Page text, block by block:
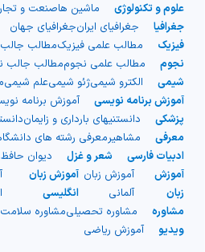
علوم و تکنولوژی
ماشین هاصنعت و
جغرافیا
جغرافیای ایرانجغرافیای جهان
فیزیک
مطالب علمی فیزیکمطالب
نجوم
مطالب علمی نجوممطالب جالب
شیمی
الکترو شیمیژئو شیمیعلم شیمی
آموزش برنامه نویسی
آموزش برنامه
پزشکی
دانستنیهای بارداری و زایمان
معرفی
مشاهیرمعرفی رشته های
ادبیات فارسی
شعر و غزل
دیوان حافظ
آموزش
زبان
آموزش زبان
آلمانی
آموزش زبان
انگلیسی
مشاوره
مشاوره تحصیلیمشاوره سلامت
ویدیو
آموزش ریاضی